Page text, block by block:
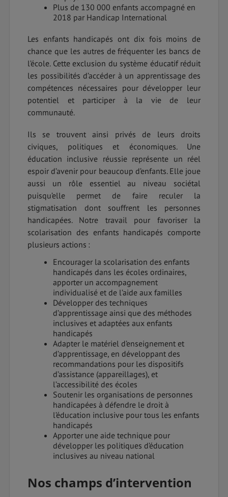
Plus de 130 000 enfants accompagné en
2018 par Handicap International
Les enfants handicapés ont dix fois moins de
chance que les autres de fréquenter les bancs de
l’école. Cette exclusion du système éducatif réduit
les possibilités d’accéder à un apprentissage des
compétences nécessaires pour développer leur
potentiel et participer à la vie de leur
communauté.
Ils se trouvent ainsi privés de leurs droits
civiques, politiques et économiques. Une
éducation inclusive réussie représente un réel
espoir d’avenir pour beaucoup d’enfants. Elle joue
aussi un rôle essentiel au niveau sociétal
puisqu’elle permet de faire reculer la
stigmatisation dont souffrent les personnes
handicapées. Notre travail pour favoriser la
scolarisation des enfants handicapés comporte
plusieurs actions :
Encourager la scolarisation des enfants
handicapés dans les écoles ordinaires,
apporter un accompagnement
individualisé et de l’aide aux familles
Développer des techniques
d’apprentissage ainsi que des méthodes
inclusives et adaptées aux enfants
handicapés
Adapter le matériel d’enseignement et
d’apprentissage, en développant des
recommandations pour les dispositifs
d’assistance (appareillages), et
l’accessibilité des écoles
Soutenir les organisations de personnes
handicapées à défendre le droit à
l’éducation inclusive pour tous les enfants
handicapés
Apporter une aide technique pour
développer les politiques d’éducation
inclusives au niveau national
Nos champs d’intervention